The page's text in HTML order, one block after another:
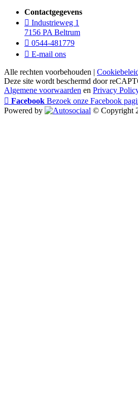
Contactgegevens
Industrieweg 1
7156 PA Beltrum
0544-481779
E-mail ons
Alle rechten voorbehouden |
Deze site wordt beschermd door
Algemene voorwaarden en Privacy
Facebook Bezoek onze Facebook
Powered by
© Copyright